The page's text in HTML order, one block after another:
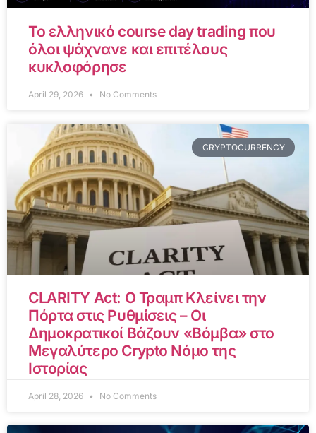
Το ελληνικό course day trading που
όλοι ψάχνανε και επιτέλους
κυκλοφόρησε
April 29, 2026 No Comments
CRYPTOCURRENCY
CLARITY Act: Ο Τραμπ Κλείνει την
Πόρτα στις Ρυθμίσεις – Οι
Δημοκρατικοί Βάζουν «Βόμβα» στο
Μεγαλύτερο Crypto Νόμο της
Ιστορίας
April 28, 2026 No Comments